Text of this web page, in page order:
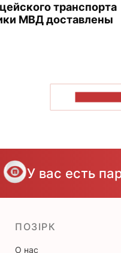
транспорта
МВД доставлены
У вас есть
ПОЗІРК
О нас